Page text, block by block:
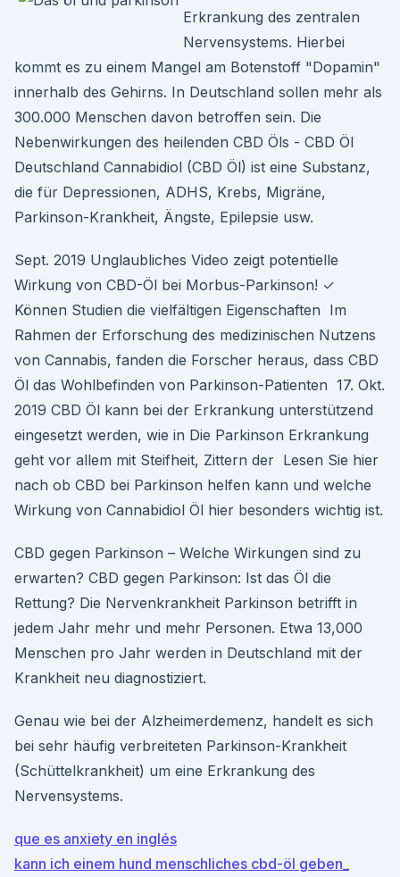
Erkrankung des zentralen
Nervensystems. Hierbei
kommt es zu einem Mangel am Botenstoff "Dopamin"
innerhalb des Gehirns. In Deutschland sollen mehr als
300.000 Menschen davon betroffen sein. Die
Nebenwirkungen des heilenden CBD Öls - CBD Öl
Deutschland Cannabidiol (CBD Öl) ist eine Substanz,
die für Depressionen, ADHS, Krebs, Migräne,
Parkinson-Krankheit, Ängste, Epilepsie usw.
Sept. 2019 Unglaubliches Video zeigt potentielle
Wirkung von CBD-Öl bei Morbus-Parkinson! ✓
Können Studien die vielfältigen Eigenschaften Im
Rahmen der Erforschung des medizinischen Nutzens
von Cannabis, fanden die Forscher heraus, dass CBD
Öl das Wohlbefinden von Parkinson-Patienten 17. Okt.
2019 CBD Öl kann bei der Erkrankung unterstützend
eingesetzt werden, wie in Die Parkinson Erkrankung
geht vor allem mit Steifheit, Zittern der Lesen Sie hier
nach ob CBD bei Parkinson helfen kann und welche
Wirkung von Cannabidiol Öl hier besonders wichtig ist.
CBD gegen Parkinson – Welche Wirkungen sind zu
erwarten? CBD gegen Parkinson: Ist das Öl die
Rettung? Die Nervenkrankheit Parkinson betrifft in
jedem Jahr mehr und mehr Personen. Etwa 13,000
Menschen pro Jahr werden in Deutschland mit der
Krankheit neu diagnostiziert.
Genau wie bei der Alzheimerdemenz, handelt es sich
bei sehr häufig verbreiteten Parkinson-Krankheit
(Schüttelkrankheit) um eine Erkrankung des
Nervensystems.
que es anxiety en inglés
kann ich einem hund menschliches cbd-öl geben_